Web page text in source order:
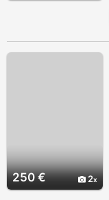
250 € 2